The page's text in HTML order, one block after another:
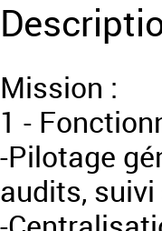
Mission :
1 -
-Pilotage
audits,